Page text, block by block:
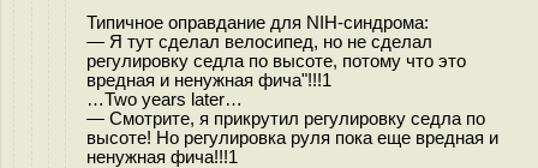
Типичное оправдание для NIH-синдрома:
— Я тут сделал велосипед, но не сделал
регулировку седла по высоте, потому что это
вредная и ненужная фича"!!!1
…Two years later…
— Смотрите, я прикрутил регулировку седла по
высоте! Но регулировка руля пока еще вредная и
ненужная фича!!!1